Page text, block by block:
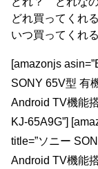
どれ買ってくれ
いつ買ってくれ
[amazonjs
SONY 65V型 有
Android TV機能
KJ-65A9G”]
title=”ソニー
Android TV機能